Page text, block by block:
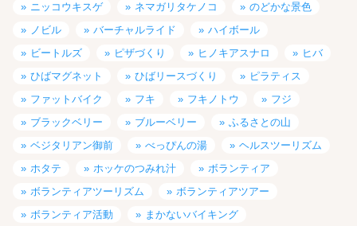
ニッコウキスゲ
ネマガリタケノコ
のどかな景色
ノビル
バーチャルライド
ハイボール
ビートルズ
ピザづくり ヒノキアスナロ
ヒバ
ひばマグネット
ひばリースづくり
ピラティス
ファットバイク
フキ フキノトウ
フジ
ブラックベリー
ブルーベリー
ふるさとの山
ベジタリアン御前
べっぴんの湯
ヘルスツーリズム
ホタテ
ホッケのつみれ汁
ボランティア
ボランティアツーリズム
ボランティアツアー
ボランティア活動
まかないバイキング